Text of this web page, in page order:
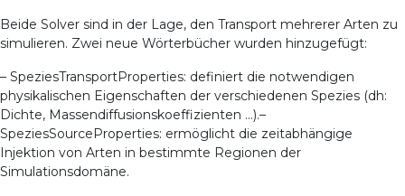
Beide Solver sind in der Lage, den Transport mehrerer Arten zu
simulieren. Zwei neue Wörterbücher wurden hinzugefügt:
– SpeziesTransportProperties: definiert die notwendigen
physikalischen Eigenschaften der verschiedenen Spezies (dh:
Dichte, Massendiffusionskoeffizienten …).–
SpeziesSourceProperties: ermöglicht die zeitabhängige
Injektion von Arten in bestimmte Regionen der
Simulationsdomäne.